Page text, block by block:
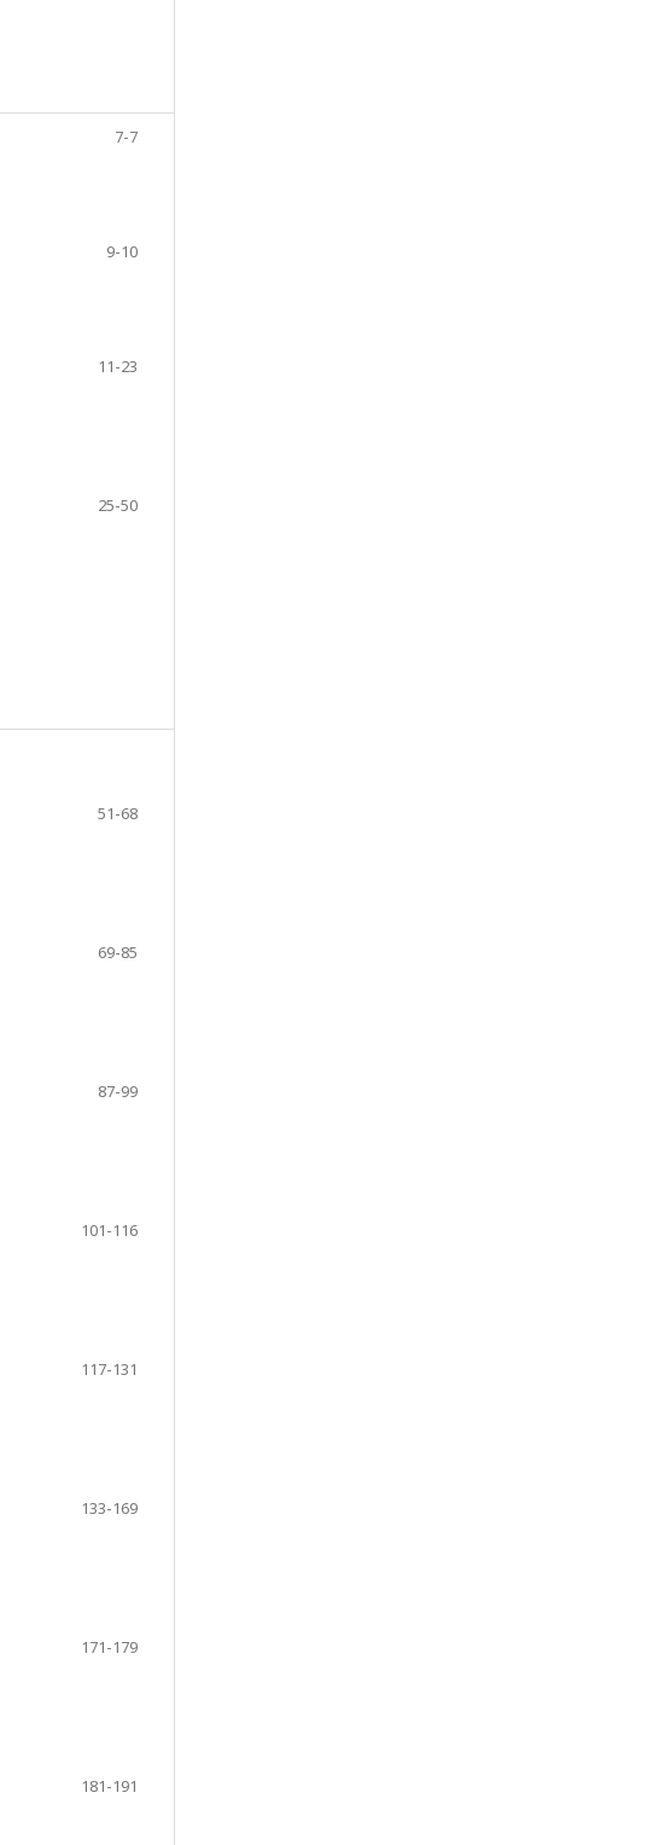
7-7
9-10
11-23
25-50
51-68
69-85
87-99
101-116
117-131
133-169
171-179
181-191